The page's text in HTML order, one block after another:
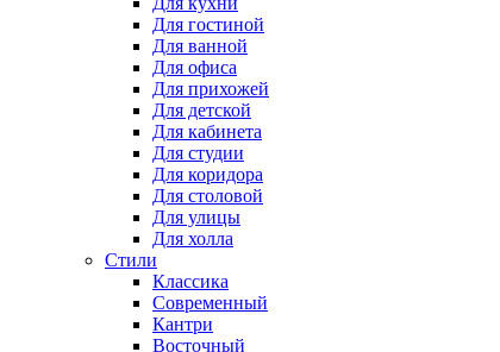
Для гостиной
Для ванной
Для офиса
Для прихожей
Для детской
Для кабинета
Для студии
Для коридора
Для столовой
Для улицы
Для холла
Стили
Классика
Современный
Кантри
Восточный